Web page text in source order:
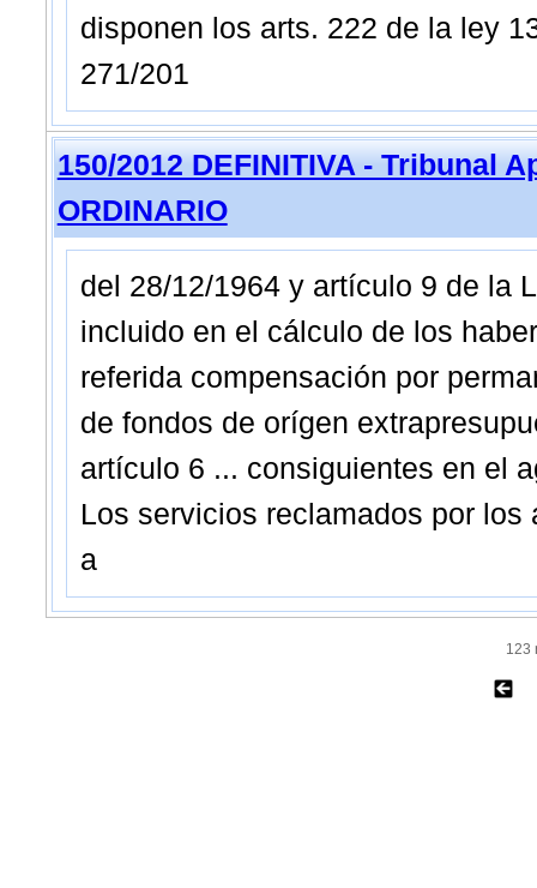
disponen los arts. 222 de la ley
271/201
150/2012 DEFINITIVA - Tribunal
ORDINARIO
del 28/12/1964 y artículo 9 de la
incluido en el cálculo de los
referida compensación por
de fondos de orígen
artículo 6 ... consiguientes en el
Los servicios reclamados por
a
123